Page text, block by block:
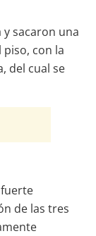
sacaron una
con la
del cual se
de las tres